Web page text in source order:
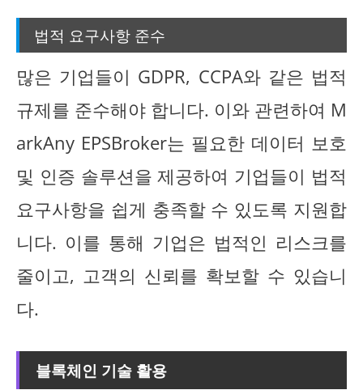
법적 요구사항 준수
많은 기업들이 GDPR, CCPA와 같은 법적
규제를 준수해야 합니다. 이와 관련하여 M
arkAny EPSBroker는 필요한 데이터 보호
및 인증 솔루션을 제공하여 기업들이 법적
요구사항을 쉽게 충족할 수 있도록 지원합
니다. 이를 통해 기업은 법적인 리스크를
줄이고, 고객의 신뢰를 확보할 수 있습니
다.
블록체인 기술 활용